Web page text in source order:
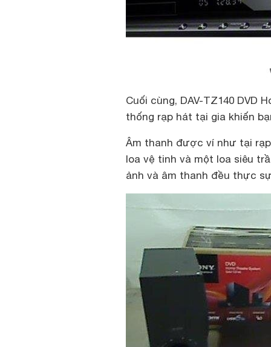
Cuối cùng, DAV-TZ140 DVD
thống rạp hát tại gia khiến
Âm thanh được ví như tại
loa vệ tinh và một loa siêu
ảnh và âm thanh đều thực